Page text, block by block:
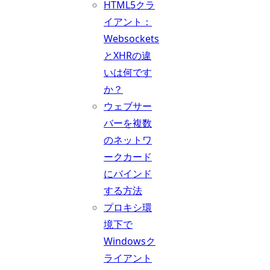
HTML5クラ
イアント：
Websockets
とXHRの違
いは何です
か？
ウェブサー
バーを複数
のネットワ
ークカード
にバインド
する方法
プロキシ環
境下で
Windowsク
ライアント